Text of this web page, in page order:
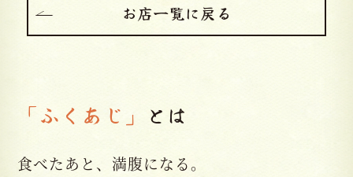
お店一覧に戻る
「ふくあじ」 とは
食べたあと、満腹になる。